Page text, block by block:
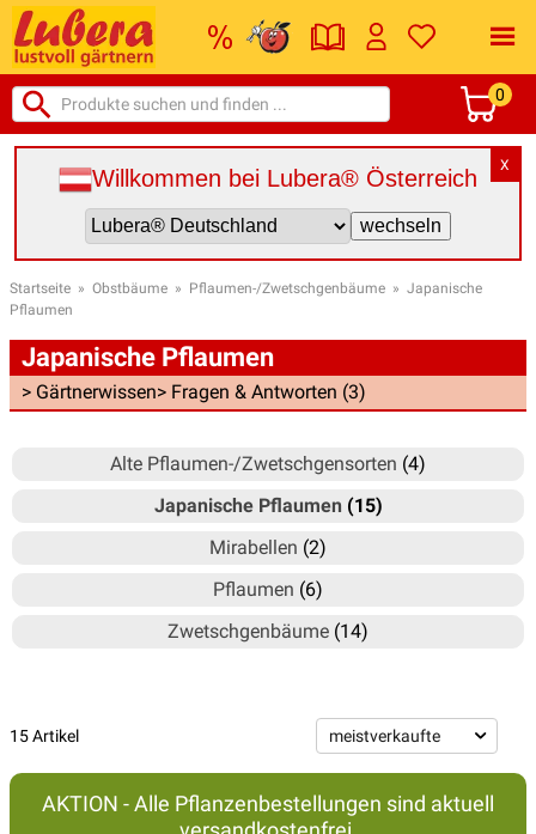
0
X
Willkommen bei Lubera® Österreich
Startseite » Obstbäume » Pflaumen-/Zwetschgenbäume » Japanische
Pflaumen
Japanische Pflaumen
> Gärtnerwissen> Fragen & Antworten (3)
Alte Pflaumen-/Zwetschgensorten (4)
Japanische Pflaumen (15)
Mirabellen (2)
Pflaumen (6)
Zwetschgenbäume (14)
15 Artikel
AKTION - Alle Pflanzenbestellungen sind aktuell